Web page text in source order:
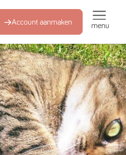
Account aanmaken menu